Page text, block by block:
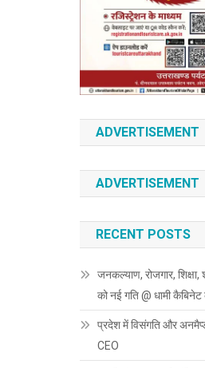
ADVERTISEMENT
ADVERTISEMENT
RECENT POSTS
जनकल्याण, रोजगार,
को नई गति @ धामी
प्रदेश में विसंगति और
CEO